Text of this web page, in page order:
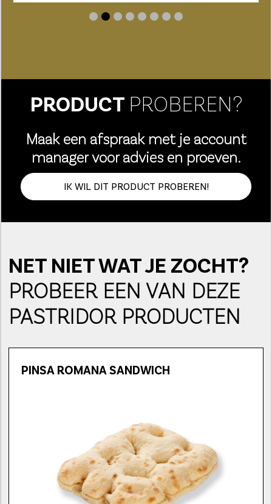
PRODUCT PROBEREN?
Maak een afspraak met je account
manager voor advies en proeven.
IK WIL DIT PRODUCT PROBEREN!
NET NIET WAT JE ZOCHT?
PROBEER EEN VAN DEZE
PASTRIDOR PRODUCTEN
PINSA ROMANA SANDWICH